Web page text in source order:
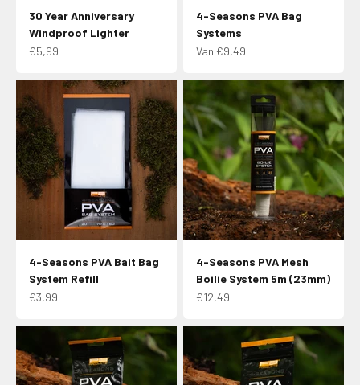
30 Year Anniversary
Windproof Lighter
Aanbiedingsprijs
€5,99
4-Seasons PVA Bag
Systems
Aanbiedingsprijs
Van €9,49
4-Seasons PVA Bait Bag
System Refill
Aanbiedingsprijs
€3,99
4-Seasons PVA Mesh
Boilie System 5m (23mm)
Aanbiedingsprijs
€12,49